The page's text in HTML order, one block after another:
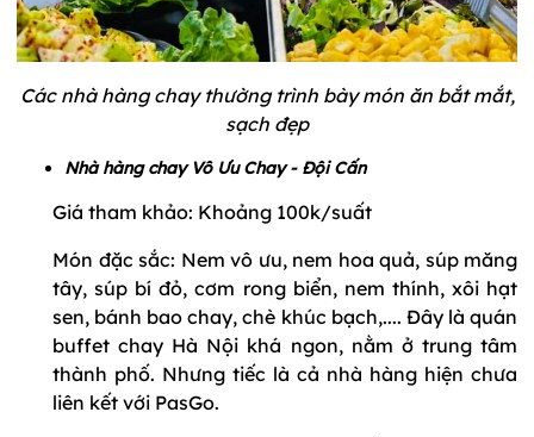
Các nhà hàng chay thường trình bày món ăn bắt mắt,
sạch đẹp
Nhà hàng chay Vô Ưu Chay - Đội Cấn
Giá tham khảo: Khoảng 100k/suất
Món đặc sắc: Nem vô ưu, nem hoa quả, súp măng
tây, súp bí đỏ, cơm rong biển, nem thính, xôi hạt
sen, bánh bao chay, chè khúc bạch,.... Đây là quán
buffet chay Hà Nội khá ngon, nằm ở trung tâm
thành phố. Nhưng tiếc là cả nhà hàng hiện chưa
liên kết với PasGo.